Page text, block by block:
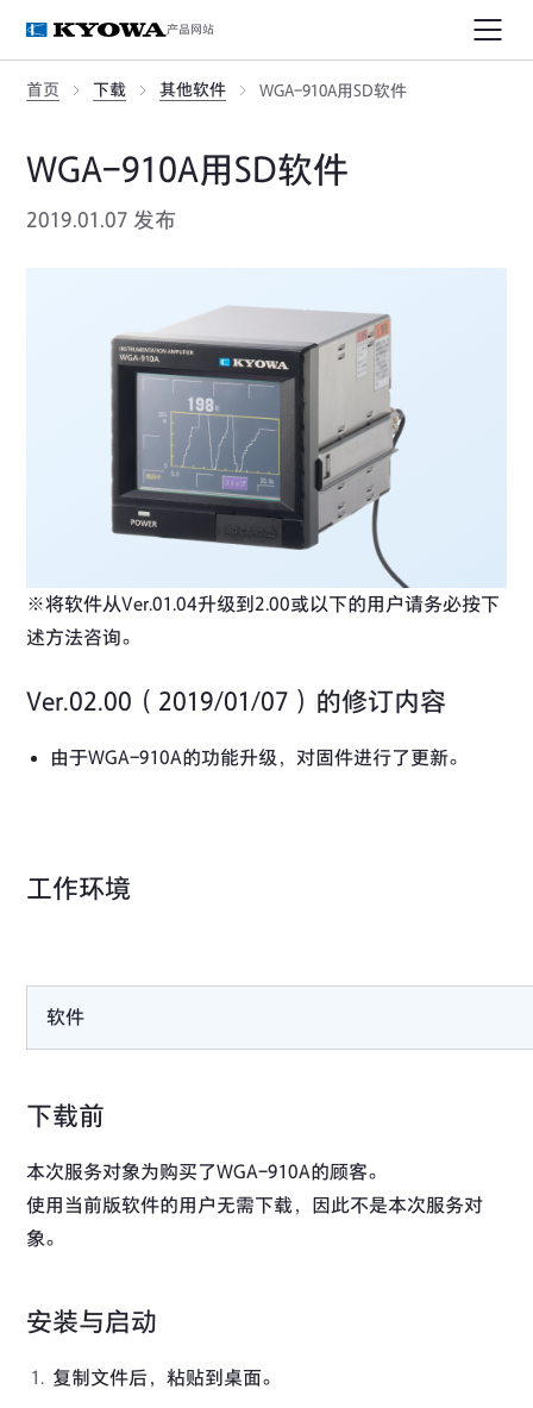
产品网站
首页 下载 其他软件 WGA-910A用SD软件
WGA-910A用SD软件
2019.01.07 发布
※将软件从Ver.01.04升级到2.00或以下的用户请务必按下
述方法咨询。
Ver.02.00（2019/01/07）的修订内容
由于WGA-910A的功能升级，对固件进行了更新。
工作环境
软件
下载前
本次服务对象为购买了WGA-910A的顾客。
使用当前版软件的用户无需下载，因此不是本次服务对
象。
安装与启动
复制文件后，粘贴到桌面。